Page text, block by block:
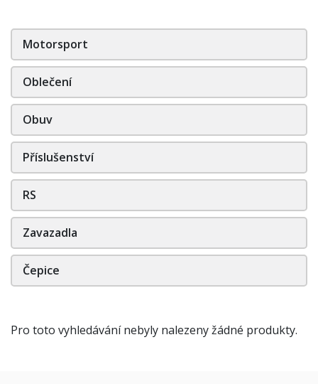
Motorsport
Oblečení
Obuv
Příslušenství
RS
Zavazadla
Čepice
Pro toto vyhledávání nebyly nalezeny žádné produkty.